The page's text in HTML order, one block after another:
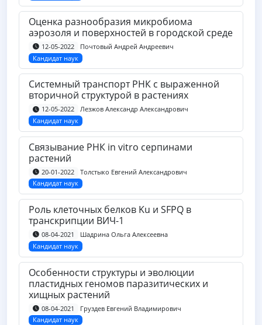
Оценка разнообразия микробиома
аэрозоля и поверхностей в городской среде
12-05-2022
Почтовый Андрей Андреевич
Кандидат наук
Системный транспорт РНК с выраженной
вторичной структурой в растениях
12-05-2022
Лезжов Александр Александрович
Кандидат наук
Связывание РНК in vitro серпинами
растений
20-01-2022
Толстыко Евгений Александрович
Кандидат наук
Роль клеточных белков Ku и SFPQ в
транскрипции ВИЧ-1
08-04-2021
Шадрина Ольга Алексеевна
Кандидат наук
Особенности структуры и эволюции
пластидных геномов паразитических и
хищных растений
08-04-2021
Груздев Евгений Владимирович
Кандидат наук